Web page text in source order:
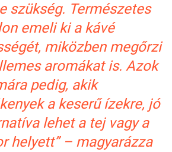
szükség. Természetes
emeli ki a kávé
miközben megőrzi
aromákat is. Azok
pedig, akik
a keserű ízekre, jó
lehet a tej vagy a
helyett” – magyarázza